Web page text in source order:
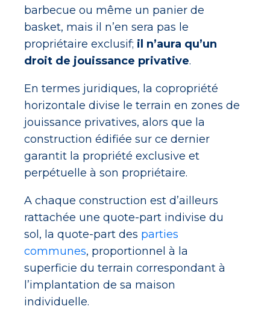
barbecue ou même un panier de
basket, mais il n’en sera pas le
propriétaire exclusif; il n’aura qu’un
droit de jouissance privative.
En termes juridiques, la copropriété
horizontale divise le terrain en zones de
jouissance privatives, alors que la
construction édifiée sur ce dernier
garantit la propriété exclusive et
perpétuelle à son propriétaire.
A chaque construction est d’ailleurs
rattachée une quote-part indivise du
sol, la quote-part des parties
communes, proportionnel à la
superficie du terrain correspondant à
l’implantation de sa maison
individuelle.